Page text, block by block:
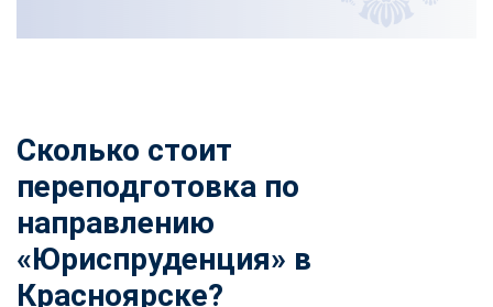
Сколько стоит
переподготовка по
направлению
«Юриспруденция» в
Красноярске?